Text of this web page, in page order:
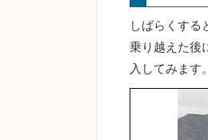
しばらくする
乗り越えた後
入してみます。